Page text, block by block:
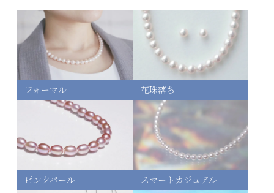
フォーマル 花珠落ち
ピンクパール スマートカジュアル